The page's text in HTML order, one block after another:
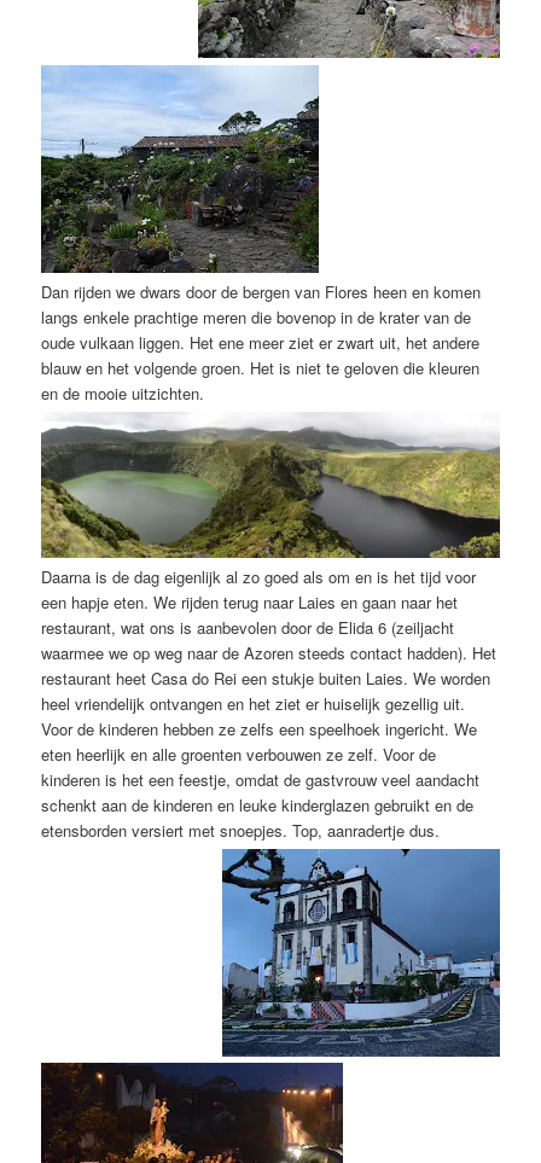
Dan rijden we dwars door de bergen van Flores heen en komen
langs enkele prachtige meren die bovenop in de krater van de
oude vulkaan liggen. Het ene meer ziet er zwart uit, het andere
blauw en het volgende groen. Het is niet te geloven die kleuren
en de mooie uitzichten.
Daarna is de dag eigenlijk al zo goed als om en is het tijd voor
een hapje eten. We rijden terug naar Laies en gaan naar het
restaurant, wat ons is aanbevolen door de Elida 6 (zeiljacht
waarmee we op weg naar de Azoren steeds contact hadden). Het
restaurant heet Casa do Rei een stukje buiten Laies. We worden
heel vriendelijk ontvangen en het ziet er huiselijk gezellig uit.
Voor de kinderen hebben ze zelfs een speelhoek ingericht. We
eten heerlijk en alle groenten verbouwen ze zelf. Voor de
kinderen is het een feestje, omdat de gastvrouw veel aandacht
schenkt aan de kinderen en leuke kinderglazen gebruikt en de
etensborden versiert met snoepjes. Top, aanradertje dus.